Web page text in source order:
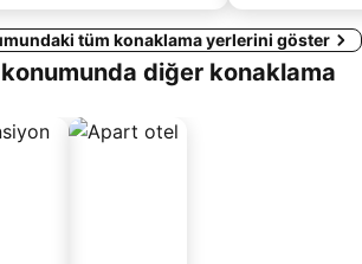
tüm konaklama yerlerini göster
diğer konaklama